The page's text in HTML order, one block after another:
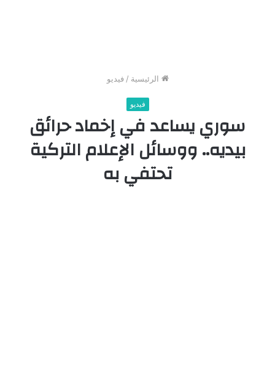
الرئيسية / فيديو
فيديو
سوري يساعد في إخماد حرائق
بيديه.. ووسائل الإعلام التركية
تحتفي به